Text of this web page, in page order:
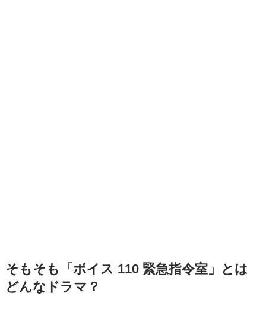
そもそも「ボイス 110 緊急指令室」とは
どんなドラマ？